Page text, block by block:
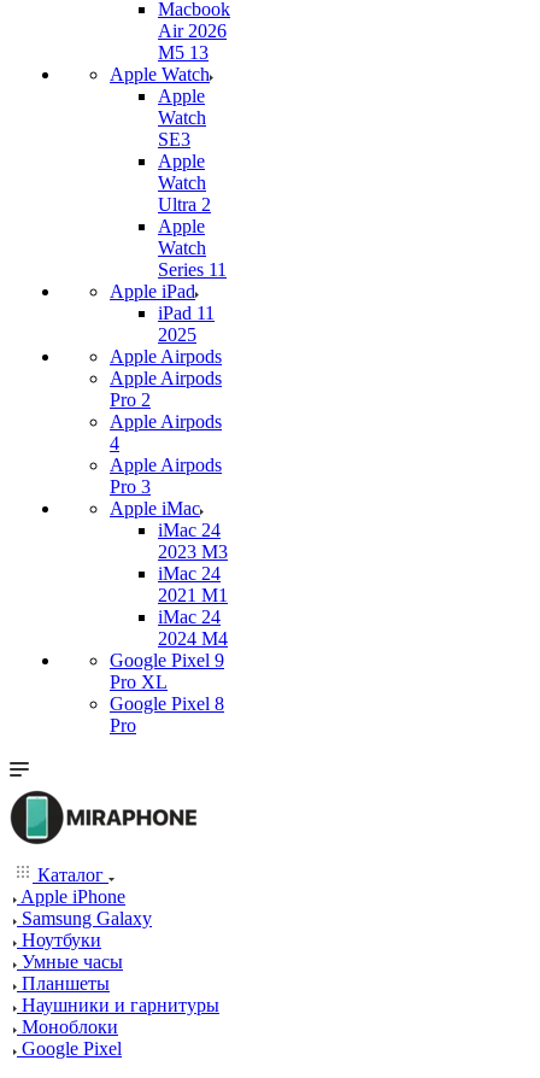
Macbook
Air 2026
M5 13
Apple Watch
Apple
Watch
SE3
Apple
Watch
Ultra 2
Apple
Watch
Series 11
Apple iPad
iPad 11
2025
Apple Airpods
Apple Airpods
Pro 2
Apple Airpods
4
Apple Airpods
Pro 3
Apple iMac
iMac 24
2023 M3
iMac 24
2021 M1
iMac 24
2024 M4
Google Pixel 9
Pro XL
Google Pixel 8
Pro
Каталог
Apple iPhone
Samsung Galaxy
Ноутбуки
Умные часы
Планшеты
Наушники и гарнитуры
Моноблоки
Google Pixel